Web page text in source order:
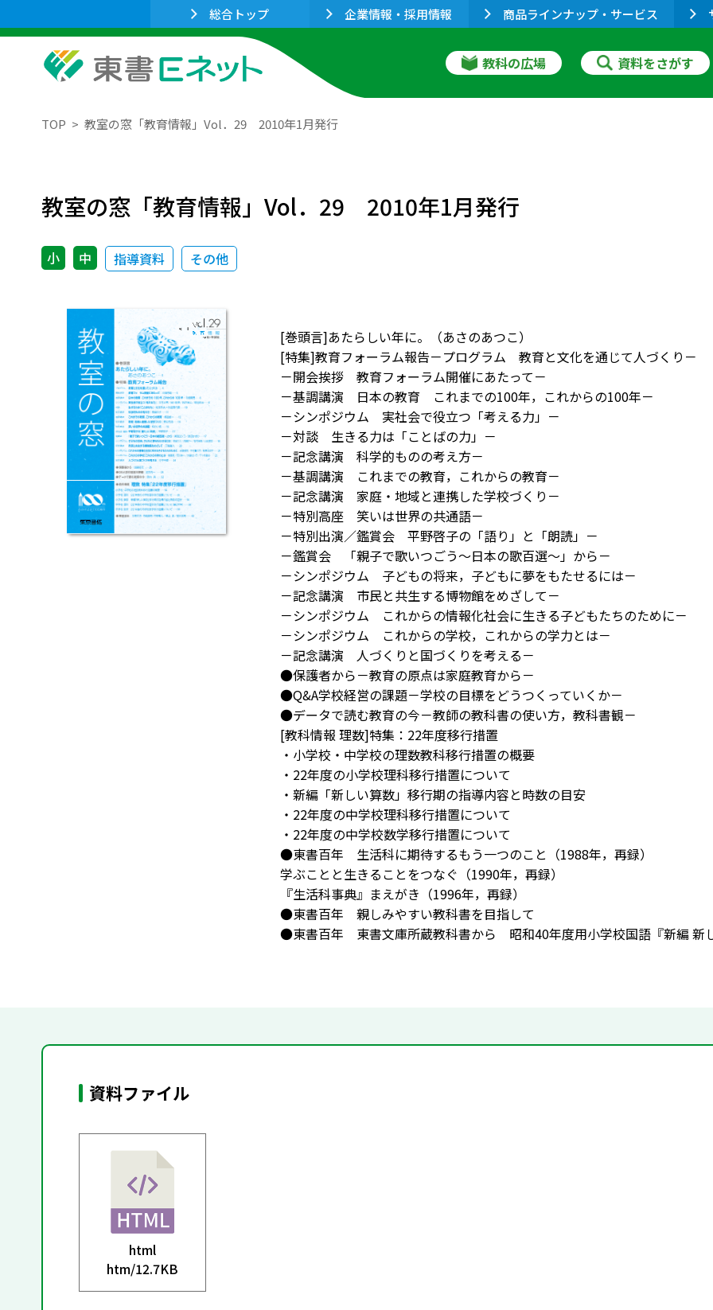
総合トップ 企業情報・採用情報 商品ラインナップ・サービス
教科の広場 資料をさがす
TOP 教室の窓「教育情報」Vol．29 2010年1月発行
教室の窓「教育情報」Vol．29 2010年1月発行
小 中 指導資料 その他
[巻頭言]あたらしい年に。（あさのあつこ）
[特集]教育フォーラム報告－プログラム 教育と文化を通じて人づくり－
－開会挨拶 教育フォーラム開催にあたって－
－基調講演 日本の教育 これまでの100年，これからの100年－
－シンポジウム 実社会で役立つ「考える力」－
－対談 生きる力は「ことばの力」－
－記念講演 科学的ものの考え方－
－基調講演 これまでの教育，これからの教育－
－記念講演 家庭・地域と連携した学校づくり－
－特別高座 笑いは世界の共通語－
－特別出演／鑑賞会 平野啓子の「語り」と「朗読」－
－鑑賞会 「親子で歌いつごう～日本の歌百選～」から－
－シンポジウム 子どもの将来，子どもに夢をもたせるには－
－記念講演 市民と共生する博物館をめざして－
－シンポジウム これからの情報化社会に生きる子どもたちのために－
－シンポジウム これからの学校，これからの学力とは－
－記念講演 人づくりと国づくりを考える－
●保護者から－教育の原点は家庭教育から－
●Q&A学校経営の課題－学校の目標をどうつくっていくか－
●データで読む教育の今－教師の教科書の使い方，教科書観－
[教科情報 理数]特集：22年度移行措置
・小学校・中学校の理数教科移行措置の概要
・22年度の小学校理科移行措置について
・新編「新しい算数」移行期の指導内容と時数の目安
・22年度の中学校理科移行措置について
・22年度の中学校数学移行措置について
●東書百年 生活科に期待するもう一つのこと（1988年，再録）
学ぶことと生きることをつなぐ（1990年，再録）
『生活科事典』まえがき（1996年，再録）
●東書百年 親しみやすい教科書を目指して
●東書百年 東書文庫所蔵教科書から 昭和40年度用小学校国語『新編 新
資料ファイル
html
htm/12.7KB